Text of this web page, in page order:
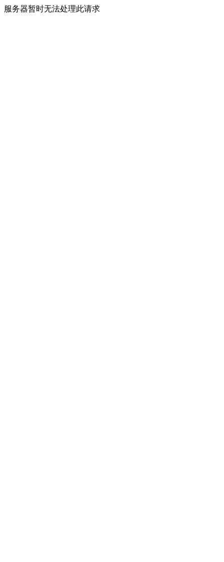
服务器暂时无法处理此请求